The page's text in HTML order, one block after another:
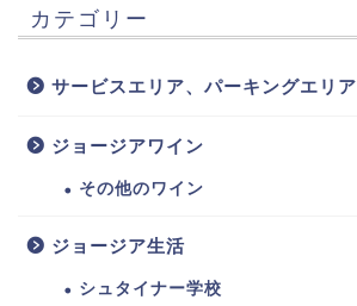
カテゴリー
サービスエリア、パーキングエリア
ジョージアワイン
その他のワイン
ジョージア生活
シュタイナー学校